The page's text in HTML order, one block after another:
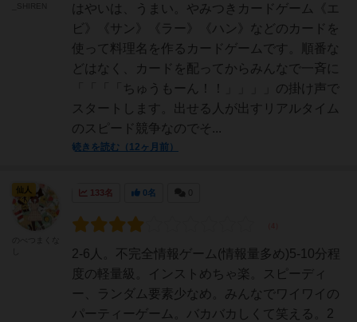
はやいは、うまい。やみつきカードゲーム《エ
ビ》《サン》《ラー》《ハン》などのカードを
使って料理名を作るカードゲームです。順番な
どはなく、カードを配ってからみんなで一斉に
「「「「ちゅうもーん！！」」」」の掛け声で
スタートします。出せる人が出すリアルタイム
のスピード競争なのでそ...
続きを読む（12ヶ月前）
133名 0名
2-6人。不完全情報ゲーム(情報量多め)5-10分程
度の軽量級。インストめちゃ楽。スピーディ
ー、ランダム要素少なめ。みんなでワイワイの
パーティーゲーム。バカバカしくて笑える。2
仙人